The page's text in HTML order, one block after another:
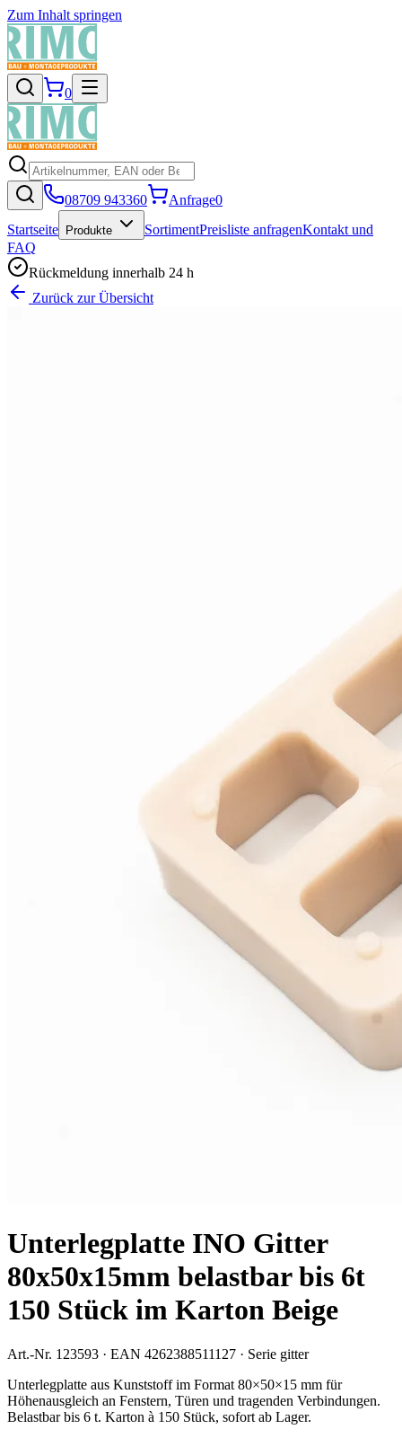
Zum Inhalt springen
0
08709 943360 Anfrage0
Startseite
Produkte SortimentPreisliste anfragenKontakt und
FAQ
Rückmeldung innerhalb 24 h
Zurück zur Übersicht
Unterlegplatte INO Gitter
80x50x15mm belastbar bis 6t
150 Stück im Karton Beige
Art.-Nr. 123593 · EAN 4262388511127 · Serie gitter
Unterlegplatte aus Kunststoff im Format 80×50×15 mm für
Höhenausgleich an Fenstern, Türen und tragenden Verbindungen.
Belastbar bis 6 t. Karton à 150 Stück, sofort ab Lager.